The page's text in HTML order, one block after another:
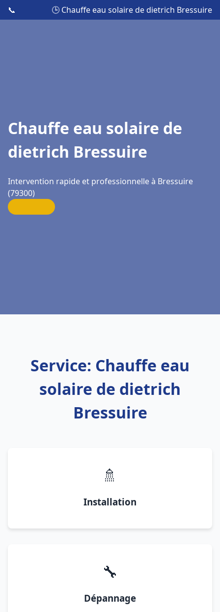
📞 🕒 Chauffe eau solaire de dietrich Bressuire
Chauffe eau solaire de
dietrich Bressuire
Intervention rapide et professionnelle à Bressuire
(79300)
Service: Chauffe eau
solaire de dietrich
Bressuire
🚿
Installation
🔧
Dépannage